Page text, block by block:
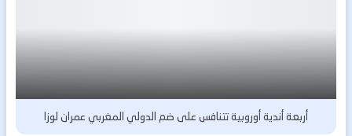
أربعة أندية أوروبية تتنافس على ضم الدولي المغربي عمران لوزا